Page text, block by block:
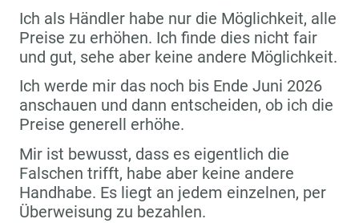
Ich als Händler habe nur die Möglichkeit, alle
Preise zu erhöhen. Ich finde dies nicht fair
und gut, sehe aber keine andere Möglichkeit.
Ich werde mir das noch bis Ende Juni 2026
anschauen und dann entscheiden, ob ich die
Preise generell erhöhe.
Mir ist bewusst, dass es eigentlich die
Falschen trifft, habe aber keine andere
Handhabe. Es liegt an jedem einzelnen, per
Überweisung zu bezahlen.